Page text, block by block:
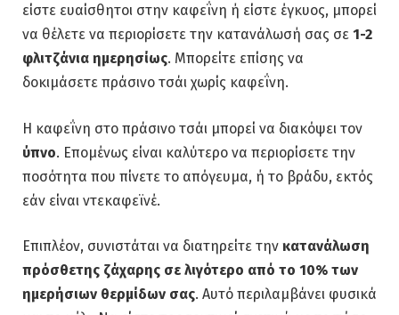
είστε ευαίσθητοι στην καφεΐνη ή είστε έγκυος, μπορεί
να θέλετε να περιορίσετε την κατανάλωσή σας σε 1-2
φλιτζάνια ημερησίως. Μπορείτε επίσης να
δοκιμάσετε πράσινο τσάι χωρίς καφεΐνη.
Η καφεΐνη στο πράσινο τσάι μπορεί να διακόψει τον
ύπνο. Επομένως είναι καλύτερο να περιορίσετε την
ποσότητα που πίνετε το απόγευμα, ή το βράδυ, εκτός
εάν είναι ντεκαφεϊνέ.
Επιπλέον, συνιστάται να διατηρείτε την κατανάλωση
πρόσθετης ζάχαρης σε λιγότερο από το 10% των
ημερήσιων θερμίδων σας. Αυτό περιλαμβάνει φυσικά